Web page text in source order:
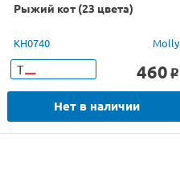
Рыжий кот (23 цвета)
KH0740 Molly
Т 460 o
Нет в наличии